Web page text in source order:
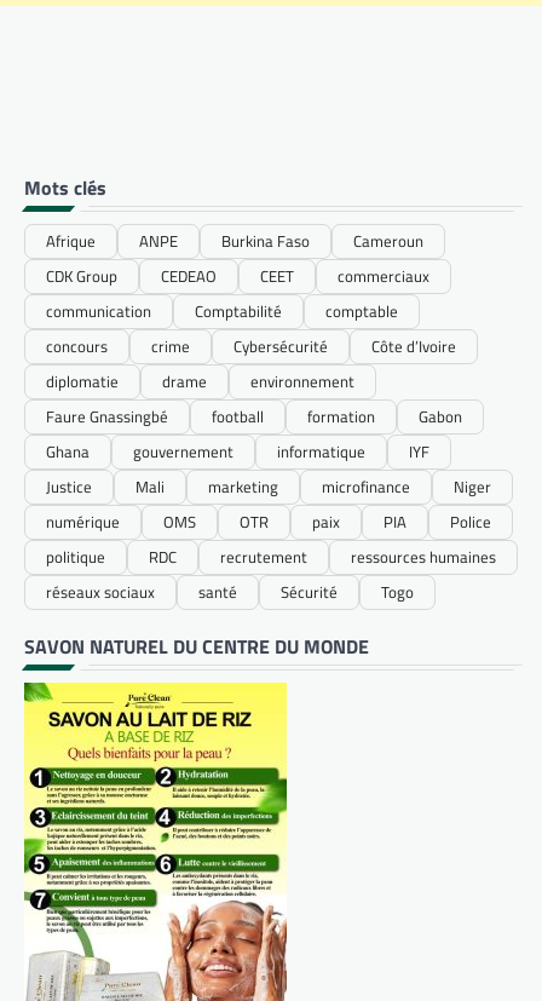
Mots clés
Afrique ANPE Burkina Faso
Cameroun
CDK Group
CEDEAO CEET
commerciaux
communication
Comptabilité
comptable
concours
crime Cybersécurité
Côte d’Ivoire
diplomatie
drame
environnement
Faure Gnassingbé
football formation
Gabon
Ghana
gouvernement informatique
IYF
Justice
Mali marketing microfinance
Niger
numérique
OMS OTR paix PIA
Police
politique
RDC recrutement
ressources humaines
réseaux sociaux
santé Sécurité Togo
SAVON NATUREL DU CENTRE DU MONDE